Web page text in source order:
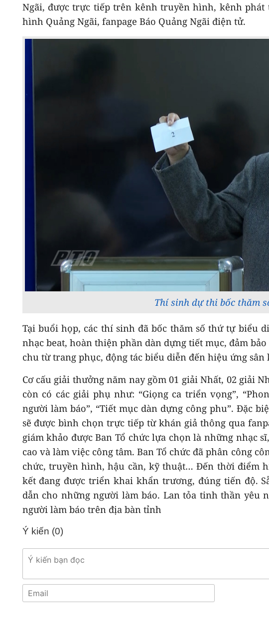
Ngãi, được trực tiếp trên kênh truyền hình, kênh phát
hình Quảng Ngãi, fanpage Báo Quảng Ngãi điện tử.
Thí sinh dự thi bốc thăm
Tại buổi họp, các thí sinh đã bốc thăm số thứ tự biểu
nhạc beat, hoàn thiện phần dàn dựng tiết mục, đảm
chu từ trang phục, động tác biểu diễn đến hiệu ứng sân
Cơ cấu giải thưởng năm nay gồm 01 giải Nhất, 02 giải
còn có các giải phụ như: “Giọng ca triển vọng”,
người làm báo”, “Tiết mục dàn dựng công phu”. Đặc
sẽ được bình chọn trực tiếp từ khán giả thông qua
giám khảo được Ban Tổ chức lựa chọn là những nhạc
cao và làm việc công tâm. Ban Tổ chức đã phân công
chức, truyền hình, hậu cần, kỹ thuật… Đến thời điểm
kết đang được triển khai khẩn trương, đúng tiến độ.
dẫn cho những người làm báo. Lan tỏa tinh thần yêu
người làm báo trên địa bàn tỉnh
Ý kiến (0)